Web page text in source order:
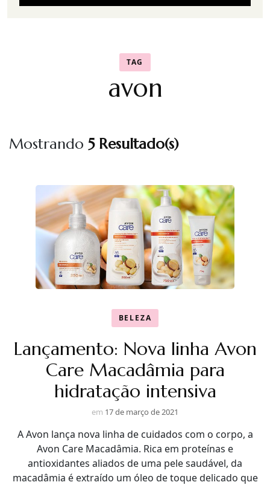
TAG
avon
Mostrando 5 Resultado(s)
BELEZA
Lançamento: Nova linha Avon
Care Macadâmia para
hidratação intensiva
em 17 de março de 2021
A Avon lança nova linha de cuidados com o corpo, a
Avon Care Macadâmia. Rica em proteínas e
antioxidantes aliados de uma pele saudável, da
macadâmia é extraído um óleo de toque delicado que